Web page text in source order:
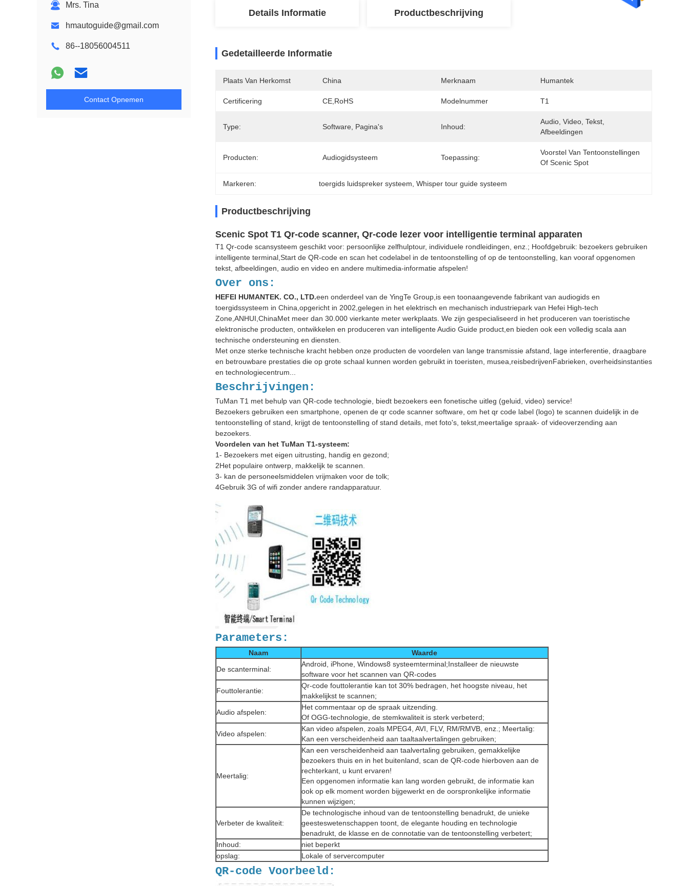
Mrs. Tina
hmautoguide@gmail.com
86--18056004511
Contact Opnemen
Details Informatie Productbeschrijving
Gedetailleerde Informatie
Plaats Van Herkomst China Merknaam Humantek
Certificering CE,RoHS Modelnummer T1
Type: Software, Pagina's Inhoud:
Audio, Video, Tekst,
Afbeeldingen
Producten: Audiogidsysteem Toepassing:
Voorstel Van Tentoonstellingen
Of Scenic Spot
Markeren: toergids luidspreker systeem , Whisper tour guide systeem
Productbeschrijving
Scenic Spot T1 Qr-code scanner, Qr-code lezer voor intelligentie terminal apparaten
T1 Qr-code scansysteem geschikt voor: persoonlijke zelfhulptour, individuele rondleidingen, enz.; Hoofdgebruik: bezoekers gebruiken
intelligente terminal,Start de QR-code en scan het codelabel in de tentoonstelling of op de tentoonstelling, kan vooraf opgenomen
tekst, afbeeldingen, audio en video en andere multimedia-informatie afspelen!
Over ons:
HEFEI HUMANTEK. CO., LTD.een onderdeel van de YingTe Group,is een toonaangevende fabrikant van audiogids en
toergidssysteem in China,opgericht in 2002,gelegen in het elektrisch en mechanisch industriepark van Hefei High-tech
Zone,ANHUI,ChinaMet meer dan 30.000 vierkante meter werkplaats. We zijn gespecialiseerd in het produceren van toeristische
elektronische producten, ontwikkelen en produceren van intelligente Audio Guide product,en bieden ook een volledig scala aan
technische ondersteuning en diensten.
Met onze sterke technische kracht hebben onze producten de voordelen van lange transmissie afstand, lage interferentie, draagbare
en betrouwbare prestaties die op grote schaal kunnen worden gebruikt in toeristen, musea,reisbedrijvenFabrieken, overheidsinstanties
en technologiecentrum...
Beschrijvingen:
TuMan T1 met behulp van QR-code technologie, biedt bezoekers een fonetische uitleg (geluid, video) service!
Bezoekers gebruiken een smartphone, openen de qr code scanner software, om het qr code label (logo) te scannen duidelijk in de
tentoonstelling of stand, krijgt de tentoonstelling of stand details, met foto's, tekst,meertalige spraak- of videoverzending aan
bezoekers.
Voordelen van het TuMan T1-systeem:
1- Bezoekers met eigen uitrusting, handig en gezond;
2Het populaire ontwerp, makkelijk te scannen.
3- kan de personeelsmiddelen vrijmaken voor de tolk;
4Gebruik 3G of wifi zonder andere randapparatuur.
Parameters:
Naam
Waarde
De scanterminal:
Android, iPhone, Windows8 systeemterminal;Installeer de nieuwste
software voor het scannen van QR-codes
Fouttolerantie:
Qr-code fouttolerantie kan tot 30% bedragen, het hoogste niveau, het
makkelijkst te scannen;
Audio afspelen:
Het commentaar op de spraak uitzending.
Of OGG-technologie, de stemkwaliteit is sterk verbeterd;
Video afspelen:
Kan video afspelen, zoals MPEG4, AVI, FLV, RM/RMVB, enz.; Meertalig:
Kan een verscheidenheid aan taaltaalvertalingen gebruiken;
Meertalig:
Kan een verscheidenheid aan taalvertaling gebruiken, gemakkelijke
bezoekers thuis en in het buitenland, scan de QR-code hierboven aan de
rechterkant, u kunt ervaren!
Een opgenomen informatie kan lang worden gebruikt, de informatie kan
ook op elk moment worden bijgewerkt en de oorspronkelijke informatie
kunnen wijzigen;
Verbeter de kwaliteit:
De technologische inhoud van de tentoonstelling benadrukt, de unieke
geesteswetenschappen toont, de elegante houding en technologie
benadrukt, de klasse en de connotatie van de tentoonstelling verbetert;
Inhoud:
niet beperkt
opslag:
Lokale of servercomputer
QR-code Voorbeeld: